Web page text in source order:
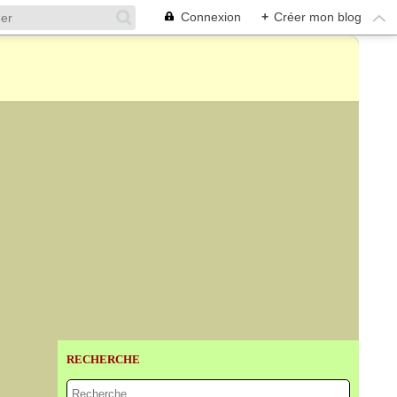
Connexion + Créer mon blog
RECHERCHE